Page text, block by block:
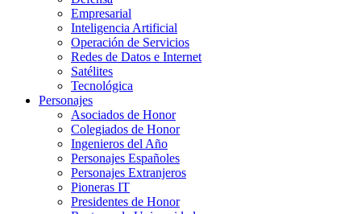
Empresarial
Inteligencia Artificial
Operación de Servicios
Redes de Datos e Internet
Satélites
Tecnológica
Personajes
Asociados de Honor
Colegiados de Honor
Ingenieros del Año
Personajes Españoles
Personajes Extranjeros
Pioneras IT
Presidentes de Honor